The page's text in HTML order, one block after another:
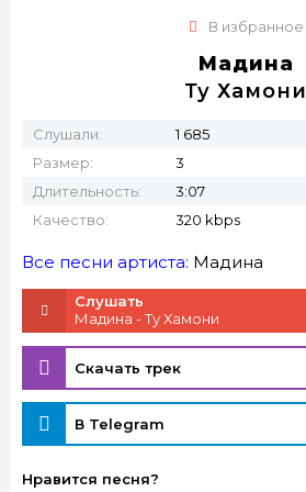
В избранное
Мадина
Ту Хамони
Слушали:
1 685
Размер:
3
Длительность:
3:07
Качество:
320 kbps
Все песни артиста: Мадина
Слушать
Мадина - Ту Хамони
Скачать трек
В Telegram
Нравится песня?